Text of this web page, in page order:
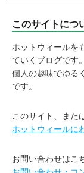
このサイトにつ
ホットウィールを
ていくブログです。
個人の趣味でゆる
です。
このサイト、また
ホットウィールに
お問い合わせはこ